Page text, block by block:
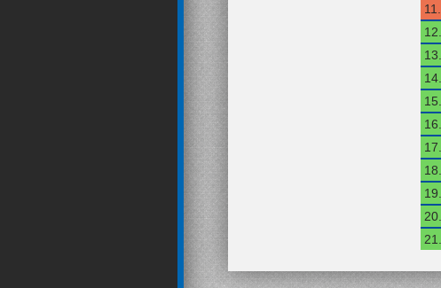
11.
12.
13.
14.
15.
16.
17.
18.
19.
20.
21.